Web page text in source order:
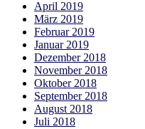
April 2019
März 2019
Februar 2019
Januar 2019
Dezember 2018
November 2018
Oktober 2018
September 2018
August 2018
Juli 2018